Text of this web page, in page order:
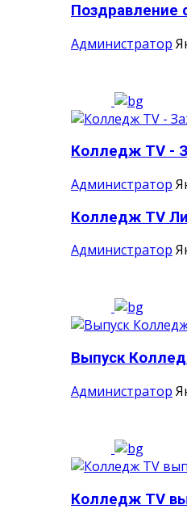
Поздравление
Администратор
Колледж TV -
Администратор
Колледж TV
Администратор
Выпуск
Администратор
Колледж TV